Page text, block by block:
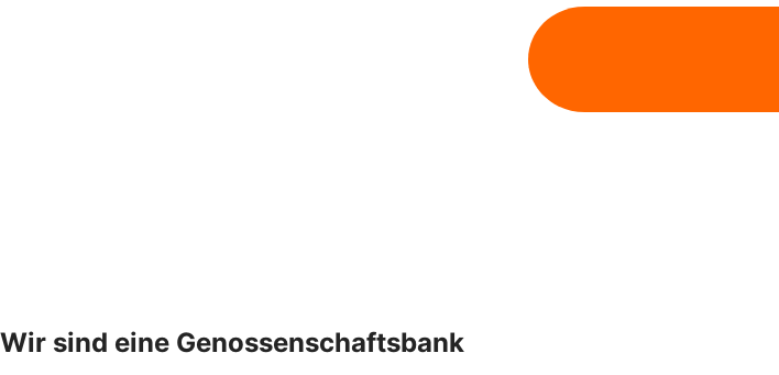
Wir sind eine Genossenschaftsbank